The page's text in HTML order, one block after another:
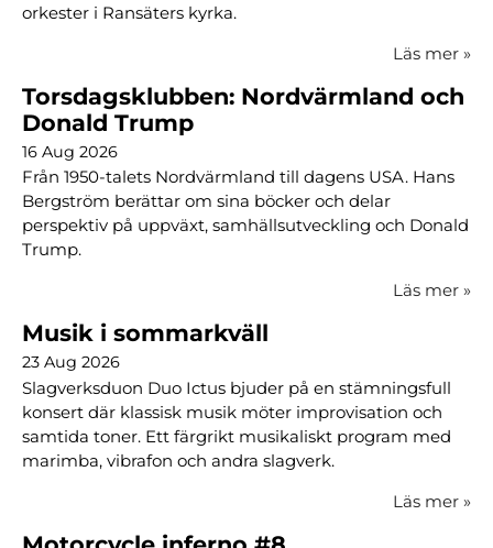
orkester i Ransäters kyrka.
Läs mer »
Torsdagsklubben: Nordvärmland och
Donald Trump
16 Aug 2026
Från 1950-talets Nordvärmland till dagens USA. Hans
Bergström berättar om sina böcker och delar
perspektiv på uppväxt, samhällsutveckling och Donald
Trump.
Läs mer »
Musik i sommarkväll
23 Aug 2026
Slagverksduon Duo Ictus bjuder på en stämningsfull
konsert där klassisk musik möter improvisation och
samtida toner. Ett färgrikt musikaliskt program med
marimba, vibrafon och andra slagverk.
Läs mer »